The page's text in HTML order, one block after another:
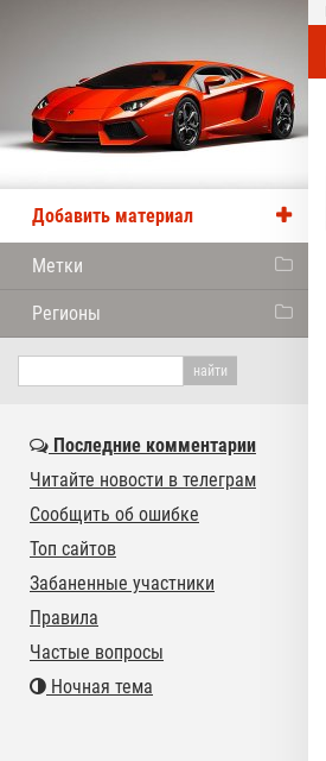
Добавить материал
Метки
Регионы
Последние комментарии
Читайте новости в телеграм
Сообщить об ошибке
Топ сайтов
Забаненные участники
Правила
Частые вопросы
Ночная тема